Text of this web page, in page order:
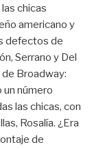
chicas
americano y
defectos de
Serrano y Del
Broadway:
número
las chicas, con
Rosalía. ¿Era
de